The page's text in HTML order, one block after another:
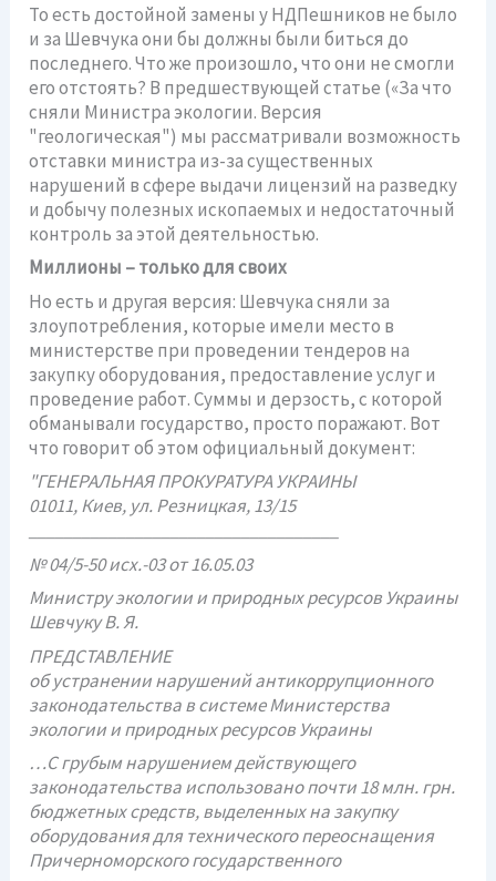
То есть достойной замены у НДПешников не было
и за Шевчука они бы должны были биться до
последнего. Что же произошло, что они не смогли
его отстоять? В предшествующей статье («За что
сняли Министра экологии. Версия
"геологическая") мы рассматривали возможность
отставки министра из-за существенных
нарушений в сфере выдачи лицензий на разведку
и добычу полезных ископаемых и недостаточный
контроль за этой деятельностью.
Миллионы – только для своих
Но есть и другая версия: Шевчука сняли за
злоупотребления, которые имели место в
министерстве при проведении тендеров на
закупку оборудования, предоставление услуг и
проведение работ. Суммы и дерзость, с которой
обманывали государство, просто поражают. Вот
что говорит об этом официальный документ:
"ГЕНЕРАЛЬНАЯ ПРОКУРАТУРА УКРАИНЫ
01011, Киев, ул. Резницкая, 13/15
№ 04/5-50 исх.-03 от 16.05.03
Министру экологии и природных ресурсов Украины
Шевчуку В. Я.
ПРЕДСТАВЛЕНИЕ
об устранении нарушений антикоррупционного
законодательства в системе Министерства
экологии и природных ресурсов Украины
…С грубым нарушением действующего
законодательства использовано почти 18 млн. грн.
бюджетных средств, выделенных на закупку
оборудования для технического переоснащения
Причерноморского государственного